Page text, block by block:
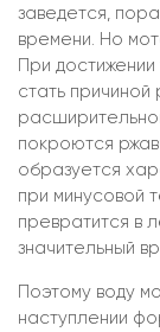
заведется,
времени. Но
При
стать
покроются
образуется
при минусовой
превратится в
значительный
Поэтому воду
наступлении